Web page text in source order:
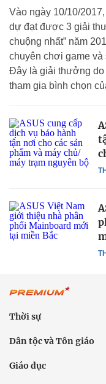
Vào ngày 10/10/
dự đạt được 3 giải
chuộng nhất” năm
chuyên chơi game
Đây là giải thưởng
tham gia bình chọn
Thời sự
Dân tộc và Tôn giáo
Giáo dục